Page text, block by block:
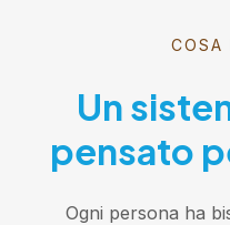
COSA
Un
pensato
Ogni persona ha